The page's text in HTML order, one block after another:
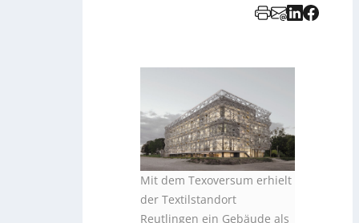
Mit dem Texoversum erhielt
der Textilstandort
Reutlingen ein Gebäude als